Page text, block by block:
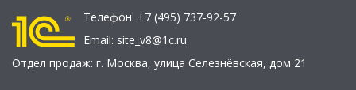
Телефон: +7 (495) 737-92-57
Email: site_v8@1c.ru
Отдел продаж: г. Москва, улица Селезнёвская, дом 21